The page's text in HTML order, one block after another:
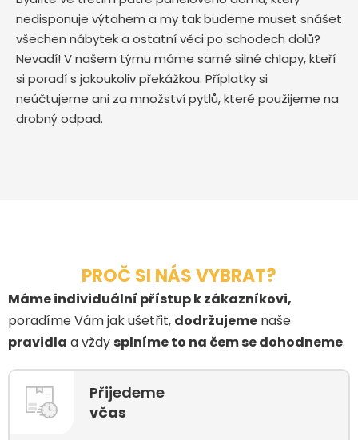
nedisponuje výtahem a my tak budeme muset snášet
všechen nábytek a ostatní věci po schodech dolů?
Nevadí! V našem týmu máme samé silné chlapy, kteří
si poradí s jakoukoliv překážkou. Příplatky si
neúčtujeme ani za množství pytlů, které použijeme na
drobný odpad.
PROČ SI NÁS VYBRAT?
Máme individuální přístup k zákazníkovi,
poradíme Vám jak ušetřit, dodržujeme naše
pravidla a vždy splníme to na čem se dohodneme.
Přijedeme
včas